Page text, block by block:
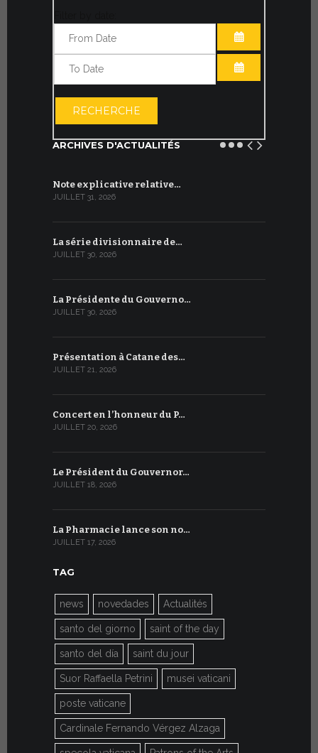
OUVRIR LE
RECHERCHE
ARCHIVES D'ACTUALITÉS
Note explicative relative…
JUILLET 31, 2026
La série divisionnaire de…
JUILLET 30, 2026
La Présidente du Gouverno…
JUILLET 30, 2026
Présentation à Catane des…
JUILLET 21, 2026
Concert en l’honneur du P…
JUILLET 20, 2026
Le Président du Gouvernor…
JUILLET 18, 2026
La Pharmacie lance son no…
JUILLET 17, 2026
TAG
news novedades Actualités
santo del giorno saint of the day
santo del día saint du jour
Suor Raffaella Petrini musei vaticani
poste vaticane
Cardinale Fernando Vérgez Alzaga